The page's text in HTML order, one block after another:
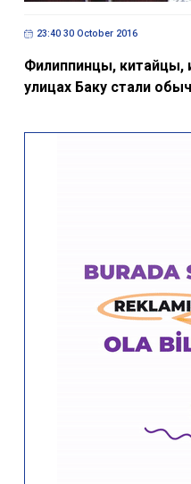
23:40 30 October 2016
Филиппинцы, китайцы,
улицах Баку стали